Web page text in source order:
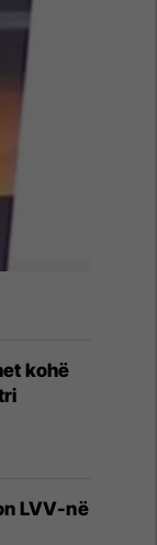
kohë
LVV-në